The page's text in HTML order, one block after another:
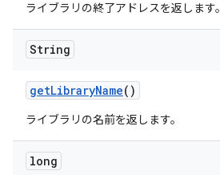
ライブラリの終了アドレスを返します。
String
getLibraryName()
ライブラリの名前を返します。
long